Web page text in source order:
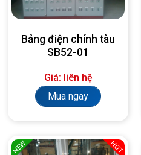
Bảng điện chính tàu
SB52-01
Giá: liên hệ
Mua ngay
NEW HOT